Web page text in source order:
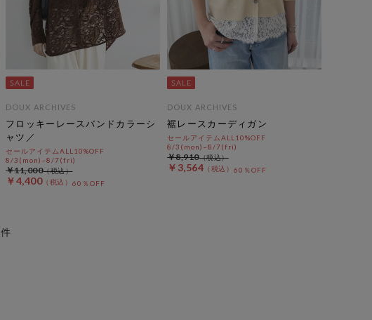
DOUX ARCHIVES
フロッキーレースバンドカラーシ
ャツ／
セールアイテムALL10%OFF
8/3(mon)~8/7(fri)
￥4,400 60％OFF
￥11,000
DOUX ARCHIVES
裾レースカーディガン
セールアイテムALL10%OFF
8/3(mon)~8/7(fri)
￥3,564 60％OFF
￥8,910
件